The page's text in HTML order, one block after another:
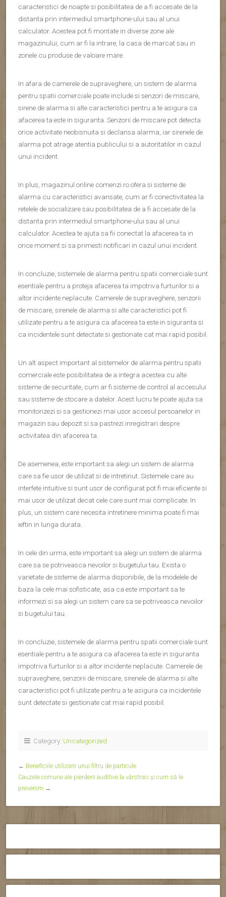
caracteristici de noapte si posibilitatea de a fi accesate de la
distanta prin intermediul smartphone-ului sau al unui
calculator. Acestea pot fi montate in diverse zone ale
magazinului, cum ar fi la intrare, la casa de marcat sau in
zonele cu produse de valoare mare.
In afara de camerele de supraveghere, un sistem de alarma
pentru spatii comerciale poate include si senzori de miscare,
sirene de alarma si alte caracteristici pentru a te asigura ca
afacerea ta este in siguranta. Senzorii de miscare pot detecta
orice activitate neobisnuita si declansa alarma, iar sirenele de
alarma pot atrage atentia publicului si a autoritatilor in cazul
unui incident.
In plus, magazinul online comenzi.ro ofera si sisteme de
alarma cu caracteristici avansate, cum ar fi conectivitatea la
retelele de socializare sau posibilitatea de a fi accesate de la
distanta prin intermediul smartphone-ului sau al unui
calculator. Acestea te ajuta sa fii conectat la afacerea ta in
orice moment si sa primesti notificari in cazul unui incident.
In concluzie, sistemele de alarma pentru spatii comerciale sunt
esentiale pentru a proteja afacerea ta impotriva furturilor si a
altor incidente neplacute. Camerele de supraveghere, senzorii
de miscare, sirenele de alarma si alte caracteristici pot fi
utilizate pentru a te asigura ca afacerea ta este in siguranta si
ca incidentele sunt detectate si gestionate cat mai rapid posibil.
Un alt aspect important al sistemelor de alarma pentru spatii
comerciale este posibilitatea de a integra acestea cu alte
sisteme de securitate, cum ar fi sisteme de control al accesului
sau sisteme de stocare a datelor. Acest lucru te poate ajuta sa
monitorizezi si sa gestionezi mai usor accesul persoanelor in
magazin sau depozit si sa pastrezi inregistrari despre
activitatea din afacerea ta.
De asemenea, este important sa alegi un sistem de alarma
care sa fie usor de utilizat si de intretinut. Sistemele care au
interfete intuitive si sunt usor de configurat pot fi mai eficiente si
mai usor de utilizat decat cele care sunt mai complicate. In
plus, un sistem care necesita intretinere minima poate fi mai
ieftin in lunga durata.
In cele din urma, este important sa alegi un sistem de alarma
care sa se potriveasca nevoilor si bugetului tau. Exista o
varietate de sisteme de alarma disponibile, de la modelele de
baza la cele mai sofisticate, asa ca este important sa te
informezi si sa alegi un sistem care sa se potriveasca nevoilor
si bugetului tau.
In concluzie, sistemele de alarma pentru spatii comerciale sunt
esentiale pentru a te asigura ca afacerea ta este in siguranta
impotriva furturilor si a altor incidente neplacute. Camerele de
supraveghere, senzorii de miscare, sirenele de alarma si alte
caracteristici pot fi utilizate pentru a te asigura ca incidentele
sunt detectate si gestionate cat mai rapid posibil.
Category: Uncategorized
← Beneficiile utilizarii unui filtru de particule
Cauzele comune ale pierderii auditive la vârstnici și cum să le
prevenim →